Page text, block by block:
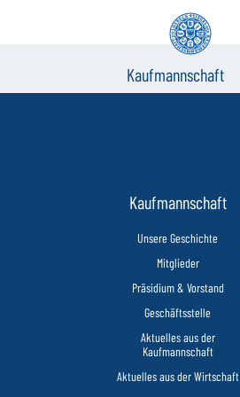
Kaufmannschaft
Kaufmannschaft
Unsere Geschichte
Mitglieder
Präsidium & Vorstand
Geschäftsstelle
Aktuelles aus der
Kaufmannschaft
Aktuelles aus der Wirtschaft